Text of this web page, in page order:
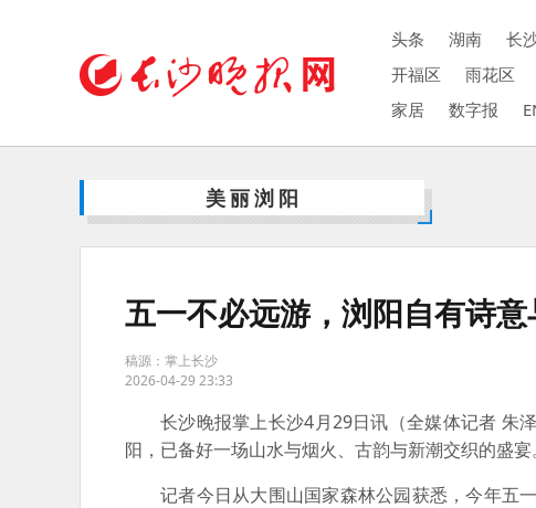
头条 湖南 长
开福区
雨花区
家居
数字报
美丽浏阳
五一不必远游，浏阳自有诗意
稿源：掌上长沙
2026-04-29 23:33
长沙晚报掌上长沙4月29日讯（全媒体记者 朱
阳，已备好一场山水与烟火、古韵与新潮交织的盛宴。
记者今日从大围山国家森林公园获悉，今年五